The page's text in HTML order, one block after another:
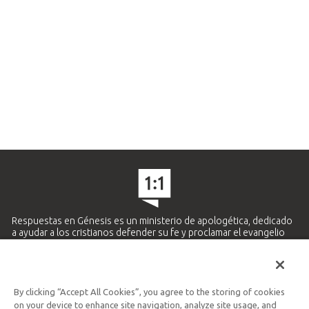
Respuestas en Génesis es un ministerio de apologética, dedicado
a ayudar a los cristianos defender su fe y proclamar el evangelio
Ministerio Hispano y Latinoamericano
By clicking “Accept All Cookies”, you agree to the storing of cookies
on your device to enhance site navigation, analyze site usage, and